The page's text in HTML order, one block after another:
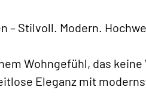
– Stilvoll. Modern.
Wohngefühl, das
Eleganz mit